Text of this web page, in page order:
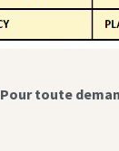
Pour toute